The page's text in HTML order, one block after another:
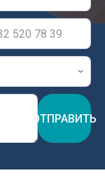
ОТПРАВИТЬ